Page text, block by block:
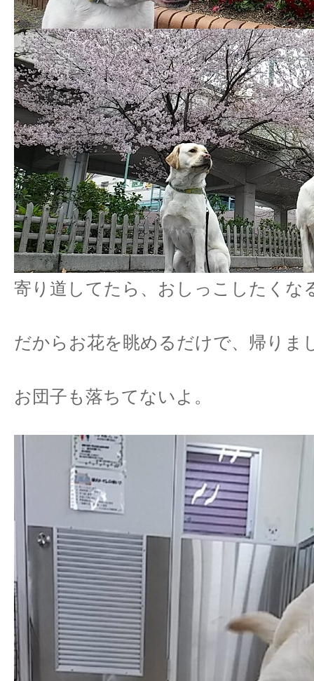
寄り道してたら、おしっこしたくな
だからお花を眺めるだけで、帰りま
お団子も落ちてないよ。